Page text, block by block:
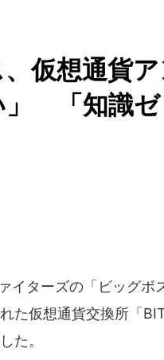
仮想通貨
」 「知識
イターズの「ビッグボ
た仮想通貨交換所「
た。